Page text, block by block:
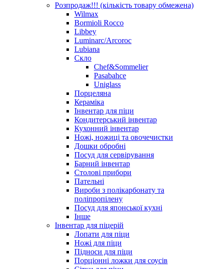
Розпродаж!!! (кількість товару обмежена)
Wilmax
Bormioli Rocco
Libbey
Luminarc/Arcoroc
Lubiana
Скло
Chef&Sommelier
Pasabahce
Uniglass
Порцеляна
Кераміка
Інвентар для піци
Кондитерський інвентар
Кухонний інвентар
Ножі, ножиці та овочечистки
Дошки обробні
Посуд для сервірування
Барний інвентар
Столові прибори
Пательні
Вироби з полікарбонату та
поліпропілену
Посуд для японської кухні
Інше
Інвентар для піцерій
Лопати для піци
Ножі для піци
Підноси для піци
Порціонні ложки для соусів